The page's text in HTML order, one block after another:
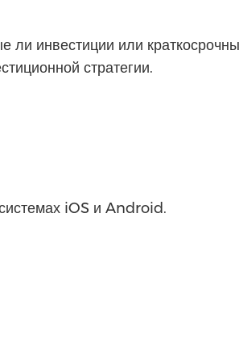
ли инвестиции или
стратегии.
iOS и Android.